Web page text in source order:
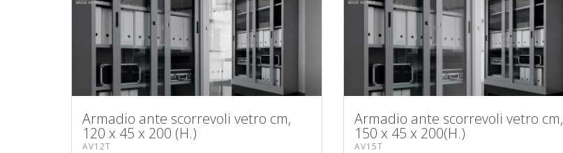
Armadio ante scorrevoli vetro cm,
120 x 45 x 200 (H.)
AV12T
Armadio ante scorrevoli vetro cm,
150 x 45 x 200(H.)
AV15T